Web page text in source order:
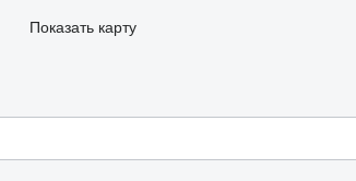
Показать карту